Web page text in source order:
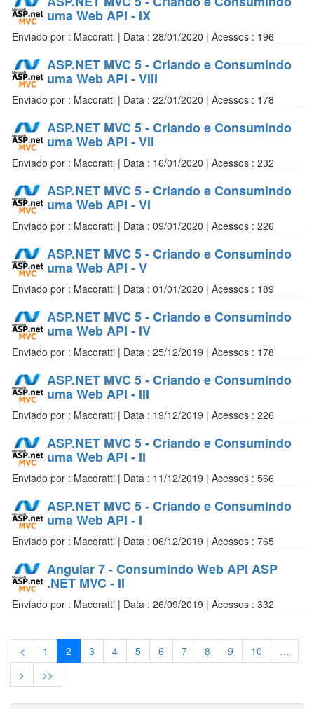
uma Web API - IX
Enviado por : Macoratti | Data : 28/01/2020 | Acessos : 196
ASP.NET MVC 5 - Criando e Consumindo
uma Web API - VIII
Enviado por : Macoratti | Data : 22/01/2020 | Acessos : 178
ASP.NET MVC 5 - Criando e Consumindo
uma Web API - VII
Enviado por : Macoratti | Data : 16/01/2020 | Acessos : 232
ASP.NET MVC 5 - Criando e Consumindo
uma Web API - VI
Enviado por : Macoratti | Data : 09/01/2020 | Acessos : 226
ASP.NET MVC 5 - Criando e Consumindo
uma Web API - V
Enviado por : Macoratti | Data : 01/01/2020 | Acessos : 189
ASP.NET MVC 5 - Criando e Consumindo
uma Web API - IV
Enviado por : Macoratti | Data : 25/12/2019 | Acessos : 178
ASP.NET MVC 5 - Criando e Consumindo
uma Web API - III
Enviado por : Macoratti | Data : 19/12/2019 | Acessos : 226
ASP.NET MVC 5 - Criando e Consumindo
uma Web API - II
Enviado por : Macoratti | Data : 11/12/2019 | Acessos : 566
ASP.NET MVC 5 - Criando e Consumindo
uma Web API - I
Enviado por : Macoratti | Data : 06/12/2019 | Acessos : 765
Angular 7 - Consumindo Web API ASP
.NET MVC - II
Enviado por : Macoratti | Data : 26/09/2019 | Acessos : 332
< 1 2 3 4 5 6 7 8 9 10
…
>
>>